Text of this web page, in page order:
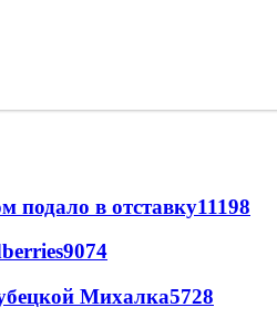
подало в отставку11198
9074
Михалка5728